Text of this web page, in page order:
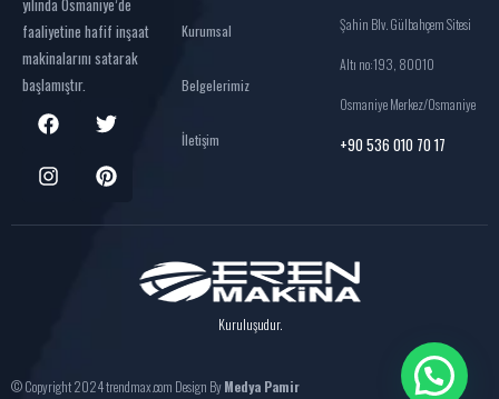
yılında Osmaniye’de
faaliyetine hafif inşaat
makinalarını satarak
başlamıştır.
Kurumsal
Belgelerimiz
İletişim
Şahin Blv. Gülbahçem Sitesi
Altı no:193, 80010
Osmaniye Merkez/Osmaniye
+90 536 010 70 17
Kuruluşudur.
© Copyright 2024 trendmax.com Design ByMedya Pamir